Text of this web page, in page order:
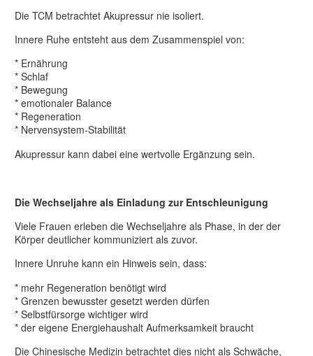
Die TCM betrachtet Akupressur nie isoliert.
Innere Ruhe entsteht aus dem Zusammenspiel von:
* Ernährung
* Schlaf
* Bewegung
* emotionaler Balance
* Regeneration
* Nervensystem-Stabilität
Akupressur kann dabei eine wertvolle Ergänzung sein.
Die Wechseljahre als Einladung zur Entschleunigung
Viele Frauen erleben die Wechseljahre als Phase, in der der
Körper deutlicher kommuniziert als zuvor.
Innere Unruhe kann ein Hinweis sein, dass:
* mehr Regeneration benötigt wird
* Grenzen bewusster gesetzt werden dürfen
* Selbstfürsorge wichtiger wird
* der eigene Energiehaushalt Aufmerksamkeit braucht
Die Chinesische Medizin betrachtet dies nicht als Schwäche,